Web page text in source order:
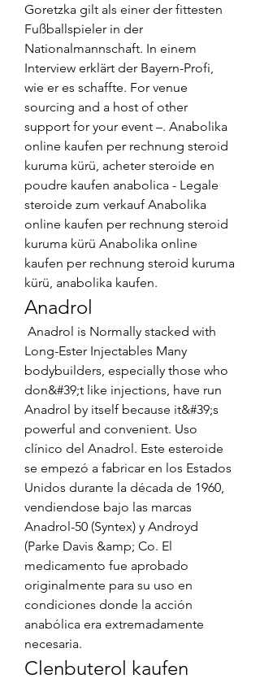
Goretzka gilt als einer der fittesten
Fußballspieler in der
Nationalmannschaft. In einem
Interview erklärt der Bayern-Profi,
wie er es schaffte. For venue
sourcing and a host of other
support for your event –. Anabolika
online kaufen per rechnung steroid
kuruma kürü, acheter steroide en
poudre kaufen anabolica - Legale
steroide zum verkauf Anabolika
online kaufen per rechnung steroid
kuruma kürü Anabolika online
kaufen per rechnung steroid kuruma
kürü, anabolika kaufen.
Anadrol
Long-Ester Injectables Many
bodybuilders, especially those who
don&#39;t like injections, have run
Anadrol by itself because it&#39;s
powerful and convenient. Uso
clínico del Anadrol. Este esteroide
se empezó a fabricar en los Estados
Unidos durante la década de 1960,
vendiendose bajo las marcas
Anadrol-50 (Syntex) y Androyd
(Parke Davis &amp; Co. El
medicamento fue aprobado
originalmente para su uso en
condiciones donde la acción
anabólica era extremadamente
necesaria.
Clenbuterol kaufen